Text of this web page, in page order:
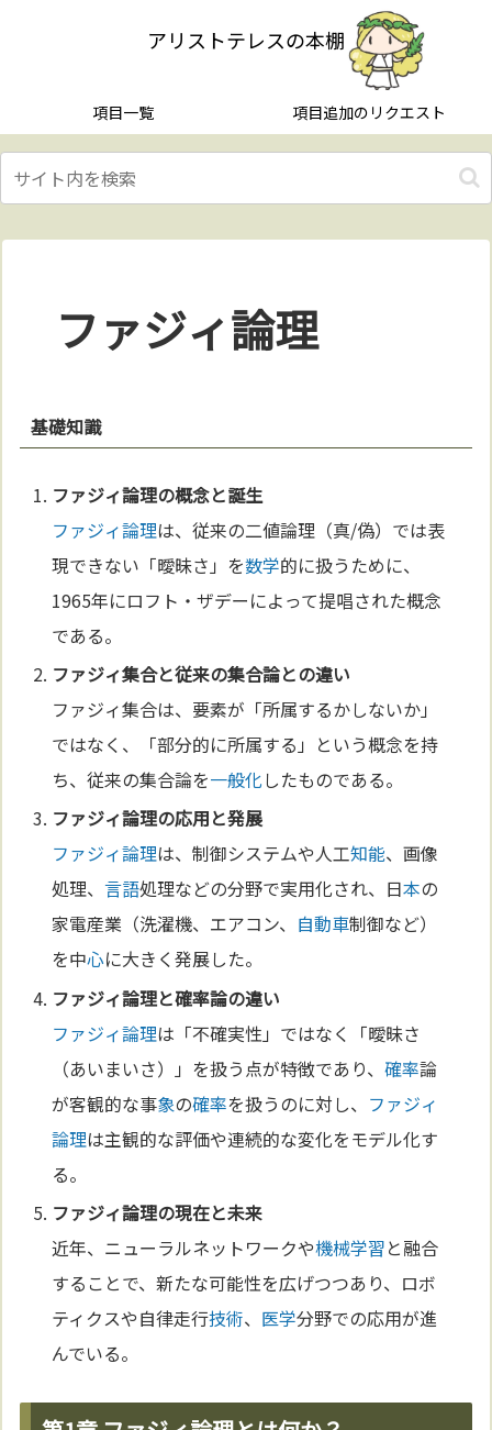
アリストテレスの本棚
項目一覧 項目追加のリクエスト
ファジィ論理
基礎知識
ファジィ論理の概念と誕生
ファジィ論理は、従来の二値論理（真/偽）では表
現できない「曖昧さ」を数学的に扱うために、
1965年にロフト・ザデーによって提唱された概念
である。
ファジィ集合と従来の集合論との違い
ファジィ集合は、要素が「所属するかしないか」
ではなく、「部分的に所属する」という概念を持
ち、従来の集合論を一般化したものである。
ファジィ論理の応用と発展
ファジィ論理は、制御システムや人工知能、画像
処理、言語処理などの分野で実用化され、日本の
家電産業（洗濯機、エアコン、 自動車制御など）
を中心に大きく発展した。
ファジィ論理と確率論の違い
ファジィ論理は「不確実性」ではなく「曖昧さ
（あいまいさ）」を扱う点が特徴であり、確率論
が客観的な事象の確率を扱うのに対し、 ファジィ
論理は主観的な評価や連続的な変化をモデル化す
る。
ファジィ論理の現在と未来
近年、ニューラルネットワークや機械学習と融合
することで、新たな可能性を広げつつあり、ロボ
ティクスや自律走行技術、 医学分野での応用が進
んでいる。